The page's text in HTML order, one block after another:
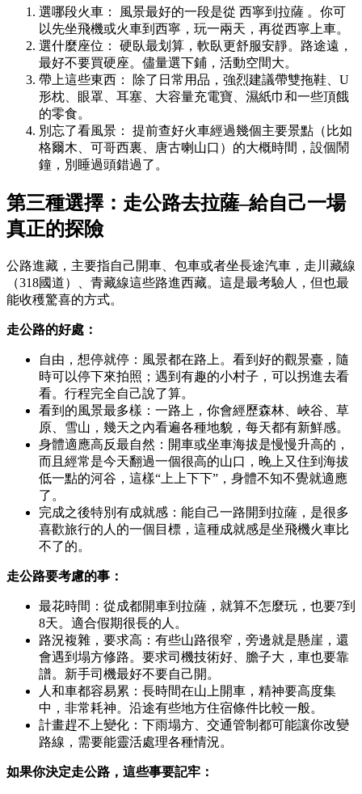
選哪段火車： 風景最好的一段是從 西寧到拉薩 。你可
以先坐飛機或火車到西寧，玩一兩天，再從西寧上車。
選什麼座位： 硬臥最划算，軟臥更舒服安靜。路途遠，
最好不要買硬座。儘量選下鋪，活動空間大。
帶上這些東西： 除了日常用品，強烈建議帶雙拖鞋、U
形枕、眼罩、耳塞、大容量充電寶、濕紙巾和一些頂餓
的零食。
別忘了看風景： 提前查好火車經過幾個主要景點（比如
格爾木、可哥西裏、唐古喇山口）的大概時間，設個鬧
鐘，別睡過頭錯過了。
第三種選擇：走公路去拉薩–給自己一場
真正的探險
公路進藏，主要指自己開車、包車或者坐長途汽車，走川藏線
（318國道）、青藏線這些路進西藏。這是最考驗人，但也最
能收穫驚喜的方式。
走公路的好處：
自由，想停就停：風景都在路上。看到好的觀景臺，隨
時可以停下來拍照；遇到有趣的小村子，可以拐進去看
看。行程完全自己說了算。
看到的風景最多樣：一路上，你會經歷森林、峽谷、草
原、雪山，幾天之內看遍各種地貌，每天都有新鮮感。
身體適應高反最自然：開車或坐車海拔是慢慢升高的，
而且經常是今天翻過一個很高的山口，晚上又住到海拔
低一點的河谷，這樣“上上下下”，身體不知不覺就適應
了。
完成之後特別有成就感：能自己一路開到拉薩，是很多
喜歡旅行的人的一個目標，這種成就感是坐飛機火車比
不了的。
走公路要考慮的事：
最花時間：從成都開車到拉薩，就算不怎麼玩，也要7到
8天。適合假期很長的人。
路況複雜，要求高：有些山路很窄，旁邊就是懸崖，還
會遇到塌方修路。要求司機技術好、膽子大，車也要靠
譜。新手司機最好不要自己開。
人和車都容易累：長時間在山上開車，精神要高度集
中，非常耗神。沿途有些地方住宿條件比較一般。
計畫趕不上變化：下雨塌方、交通管制都可能讓你改變
路線，需要能靈活處理各種情況。
如果你決定走公路，這些事要記牢：